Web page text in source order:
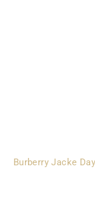
Burberry Jacke